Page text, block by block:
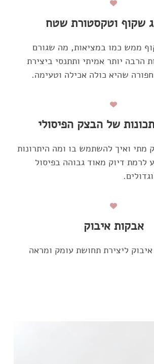
שקוף וטקסטורת שטח
ממש כמו במציאות, מה שגורם
הרבה יותר אמיתי ותתנסי ביצירת
שהיא כולה אכילה וטעימה.
של הבצק הפיסולי
מתי ואיך להשתמש בו ומה היתרונות
לרמת דיוק מאוד גבוהה בפיסול
אבקות איבוק
ליצירת תחושת עומק ומראה